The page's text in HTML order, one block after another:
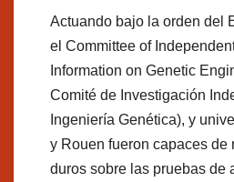
Actuando bajo la orden del
el Committee of
Information on Genetic
Comité de Investigación
Ingeniería Genética), y
y Rouen fueron capaces de
duros sobre las pruebas de